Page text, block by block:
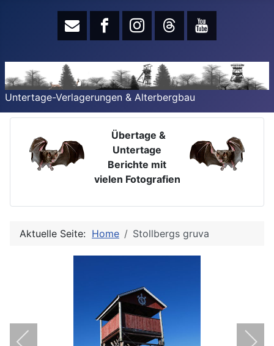
Untertage-Verlagerungen & Alterbergbau
Übertage &
Untertage
Berichte mit
vielen Fotografien
Aktuelle Seite: Home Stollbergs gruva